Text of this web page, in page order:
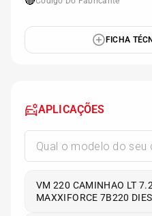
FICHA
APLICAÇÕES
VM 220 CAMINHAO LT
MAXXIFORCE 7B220